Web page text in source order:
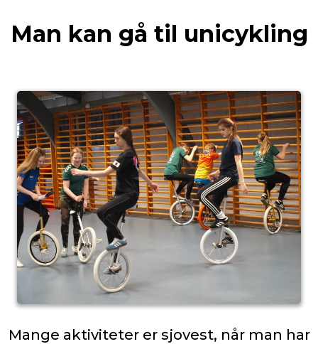
Man kan gå til unicykling
Mange aktiviteter er sjovest, når man har